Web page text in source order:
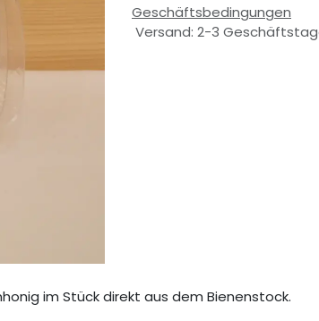
Geschäftsbedingungen
Versand: 2-3
im Stück direkt aus dem Bienenstock.